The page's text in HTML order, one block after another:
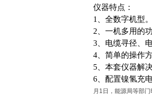
仪器特点：
1、全数字机型
2、一机多用的
3、电缆寻径、
4、简单的操作
5、本套仪器解
6、配置镍氢充
月1日，能源局等部